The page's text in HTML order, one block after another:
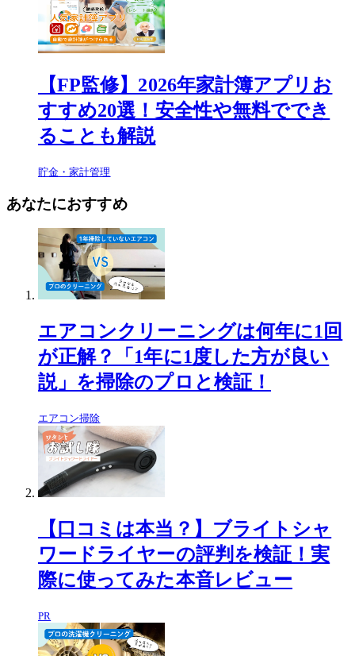
【FP監修】2026年家計簿アプリお
すすめ20選！安全性や無料ででき
ることも解説
貯金・家計管理
あなたにおすすめ
エアコンクリーニングは何年に1回
が正解？「1年に1度した方が良い
説」を掃除のプロと検証！
エアコン掃除
【口コミは本当？】ブライトシャ
ワードライヤーの評判を検証！実
際に使ってみた本音レビュー
PR